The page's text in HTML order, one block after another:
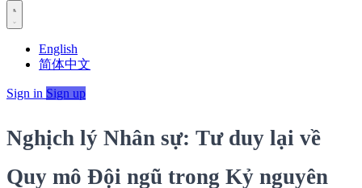
English
简体中文
Sign in Sign up
Nghịch lý Nhân sự: Tư duy lại về
Quy mô Đội ngũ trong Kỷ nguyên